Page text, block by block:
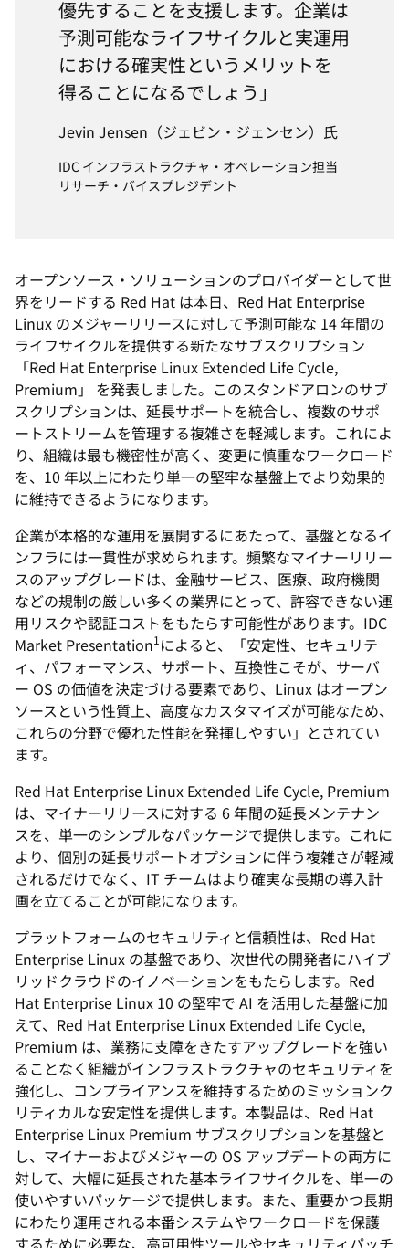
優先することを支援します。企業は
予測可能なライフサイクルと実運用
における確実性というメリットを
得ることになるでしょう」
Jevin Jensen（ジェビン・ジェンセン）氏
IDC インフラストラクチャ・オペレーション担当
リサーチ・バイスプレジデント
オープンソース・ソリューションのプロバイダーとして世
界をリードする Red Hat は本日、Red Hat Enterprise
Linux のメジャーリリースに対して予測可能な 14 年間の
ライフサイクルを提供する新たなサブスクリプション
「Red Hat Enterprise Linux Extended Life Cycle,
Premium」 を発表しました。このスタンドアロンのサブ
スクリプションは、延長サポートを統合し、複数のサポ
ートストリームを管理する複雑さを軽減します。これによ
り、組織は最も機密性が高く、変更に慎重なワークロード
を、10 年以上にわたり単一の堅牢な基盤上でより効果的
に維持できるようになります。
企業が本格的な運用を展開するにあたって、基盤となるイ
ンフラには一貫性が求められます。頻繁なマイナーリリー
スのアップグレードは、金融サービス、医療、政府機関
などの規制の厳しい多くの業界にとって、許容できない運
用リスクや認証コストをもたらす可能性があります。IDC
Market Presentation1 によると、「安定性、セキュリテ
ィ、パフォーマンス、サポート、互換性こそが、サーバ
ー OS の価値を決定づける要素であり、Linux はオープン
ソースという性質上、高度なカスタマイズが可能なため、
これらの分野で優れた性能を発揮しやすい」とされてい
ます。
Red Hat Enterprise Linux Extended Life Cycle, Premium
は、マイナーリリースに対する 6 年間の延長メンテナン
スを、単一のシンプルなパッケージで提供します。これに
より、個別の延長サポートオプションに伴う複雑さが軽減
されるだけでなく、IT チームはより確実な長期の導入計
画を立てることが可能になります。
プラットフォームのセキュリティと信頼性は、Red Hat
Enterprise Linux の基盤であり、次世代の開発者にハイブ
リッドクラウドのイノベーションをもたらします。Red
Hat Enterprise Linux 10 の堅牢で AI を活用した基盤に加
えて、Red Hat Enterprise Linux Extended Life Cycle,
Premium は、業務に支障をきたすアップグレードを強い
ることなく組織がインフラストラクチャのセキュリティを
強化し、コンプライアンスを維持するためのミッションク
リティカルな安定性を提供します。本製品は、Red Hat
Enterprise Linux Premium サブスクリプションを基盤と
し、マイナーおよびメジャーの OS アップデートの両方に
対して、大幅に延長された基本ライフサイクルを、単一の
使いやすいパッケージで提供します。また、重要かつ長期
にわたり運用される本番システムやワークロードを保護
するために必要な、高可用性ツールやセキュリティパッチ